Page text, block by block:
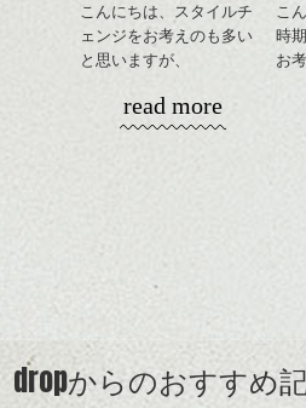
ぜひ1度ご来店ください。kyohei
ネット予約から指名もできますのでご利用
ヘ
こん
とても良いところです。
ダークトーンの色味でク
ールに演出するのもおす
ス
を
こんにちは、スタイルチ
ェンジをお考えのも多い
と思いますが、
演出したスタイルもこれ
からの季節とてもおすす
全体のボリューム感がコ
ンパクトになるようにす
るのが良い感じです。
read more
こ
時
お
コ
せ
軽
出
こ
dropからのおすすめ